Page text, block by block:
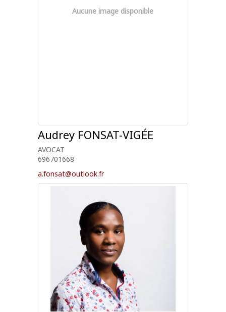
Aucune image disponible
Audrey FONSAT-VIGÉE
AVOCAT
696701668
a.fonsat@outlook.fr